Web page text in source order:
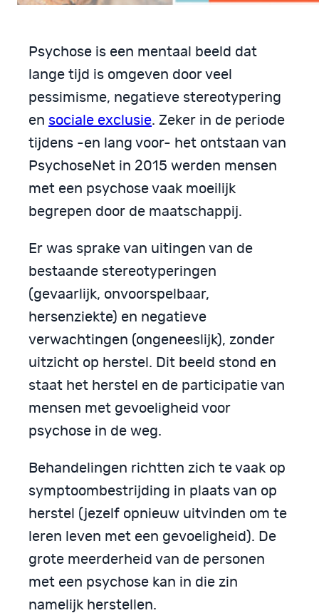
Psychose is een mentaal beeld dat
lange tijd is omgeven door veel
pessimisme, negatieve stereotypering
en sociale exclusie. Zeker in de periode
tijdens -en lang voor- het ontstaan van
PsychoseNet in 2015 werden mensen
met een psychose vaak moeilijk
begrepen door de maatschappij.
Er was sprake van uitingen van de
bestaande stereotyperingen
(gevaarlijk, onvoorspelbaar,
hersenziekte) en negatieve
verwachtingen (ongeneeslijk), zonder
uitzicht op herstel. Dit beeld stond en
staat het herstel en de participatie van
mensen met gevoeligheid voor
psychose in de weg.
Behandelingen richtten zich te vaak op
symptoombestrijding in plaats van op
herstel (jezelf opnieuw uitvinden om te
leren leven met een gevoeligheid). De
grote meerderheid van de personen
met een psychose kan in die zin
namelijk herstellen.